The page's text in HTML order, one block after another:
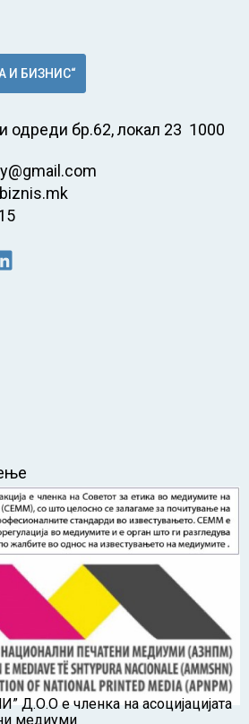
И БИЗНИС“
одреди бр.62, локал 23 1000
е членка на асоцијацијата
медиуми